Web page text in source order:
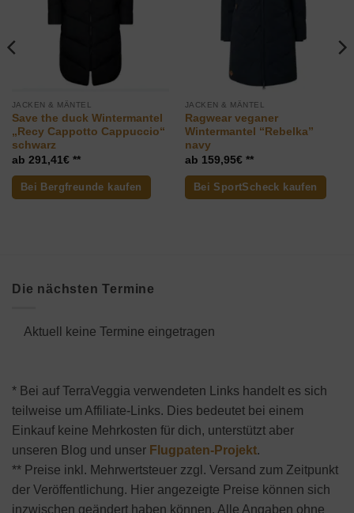
JACKEN & MÄNTEL
Save the duck Wintermantel
„Recy Cappotto Cappuccio“
schwarz
291,41€
Bei Bergfreunde kaufen
JACKEN & MÄNTEL
Ragwear veganer
Wintermantel “Rebelka”
navy
159,95€
Bei SportScheck kaufen
Die nächsten Termine
Aktuell keine Termine eingetragen
* Bei auf TerraVeggia verwendeten Links handelt es sich
teilweise um Affiliate-Links. Dies bedeutet bei einem
Einkauf keine Mehrkosten für dich, unterstützt aber
unseren Blog und unser Flugpaten-Projekt.
** Preise inkl. Mehrwertsteuer zzgl. Versand zum Zeitpunkt
der Veröffentlichung. Hier angezeigte Preise können sich
inzwischen geändert haben können. Alle Angaben ohne